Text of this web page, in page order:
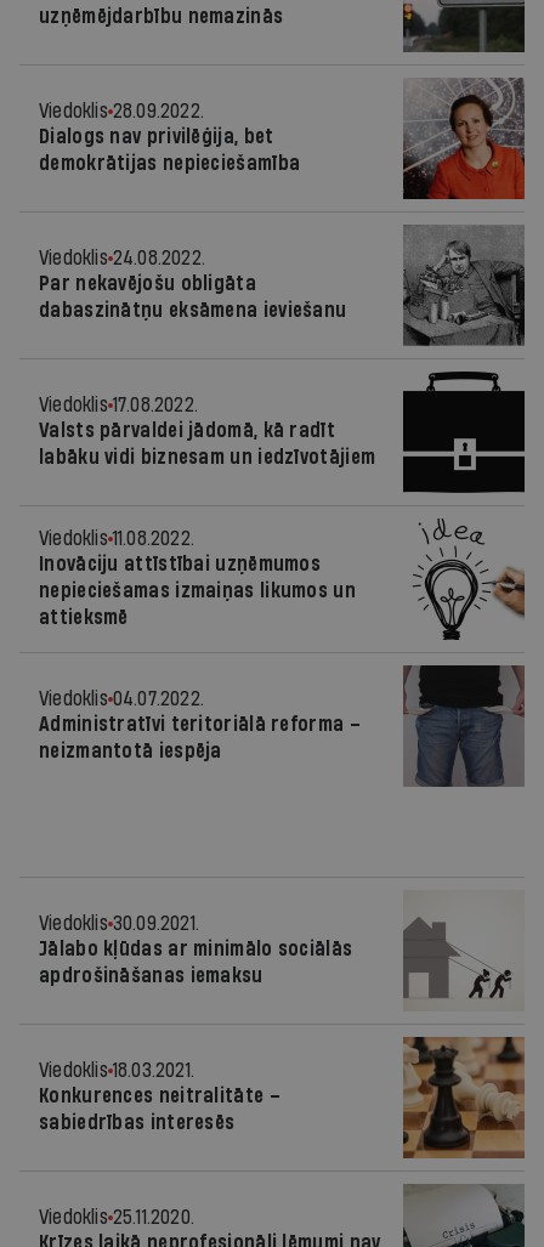
uzņēmējdarbību nemazinās
Viedoklis 28.09.2022.
Dialogs nav privilēģija, bet
demokrātijas nepieciešamība
Viedoklis 24.08.2022.
Par nekavējošu obligāta
dabaszinātņu eksāmena ieviešanu
Viedoklis 17.08.2022.
Valsts pārvaldei jādomā, kā radīt
labāku vidi biznesam un iedzīvotājiem
Viedoklis 11.08.2022.
Inovāciju attīstībai uzņēmumos
nepieciešamas izmaiņas likumos un
attieksmē
Viedoklis 04.07.2022.
Administratīvi teritoriālā reforma –
neizmantotā iespēja
Viedoklis 30.09.2021.
Jālabo kļūdas ar minimālo sociālās
apdrošināšanas iemaksu
Viedoklis 18.03.2021.
Konkurences neitralitāte –
sabiedrības interesēs
Viedoklis 25.11.2020.
Krīzes laikā neprofesionāli lēmumi nav